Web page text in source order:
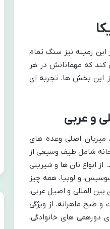
این زمینه نیز سنگ تمام
و یک کافی شاپ ۲۴ ساعته، تضمین می کند که مهمانانش در هر
این بخش ها، تجربه ای
میزبان اصلی وعده های
شامل طیف وسیعی از
انواع نان ها و شیرینی
و لوبیا، همه چیز
بین المللی و اصیل عربی،
طبخ ماهرانه، از ویژگی
دورهمی های خانوادگی،